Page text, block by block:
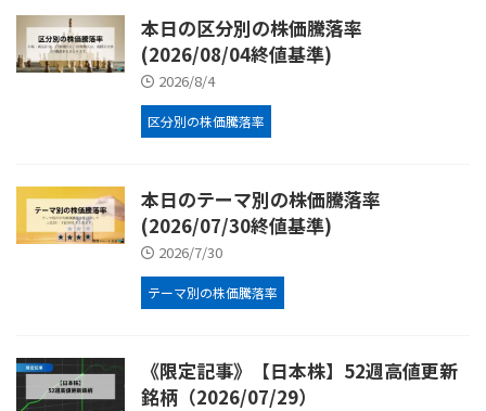
本日の区分別の株価騰落率
(2026/08/04終値基準)
2026/8/4
区分別の株価騰落率
本日のテーマ別の株価騰落率
(2026/07/30終値基準)
2026/7/30
テーマ別の株価騰落率
《限定記事》【日本株】52週高値更新
銘柄（2026/07/29）